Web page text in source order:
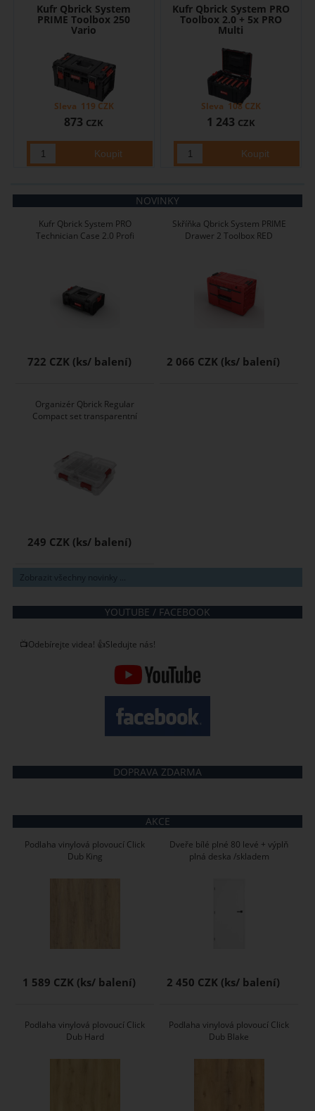
Kufr Qbrick System
PRIME Toolbox 250
Vario
873 CZK
Sleva 119 CZK
Kufr Qbrick System PRO
Toolbox 2.0 + 5x PRO
Multi
1 243 CZK
Sleva 108CZK
NOVINKY
Kufr Qbrick System PRO
Technician Case 2.0 Profi
722 CZK
Skříňka Qbrick System PRIME
Drawer 2 Toolbox RED
2 066 CZK
Organizér Qbrick Regular
Compact set transparentní
249 CZK
Zobrazit všechny novinky ...
YOUTUBE / FACEBOOK
📺Odebírejte videa! 👍Sledujte nás!
DOPRAVA ZDARMA
AKCE
Podlaha vinylová plovoucí Click
Dub King
1 589 CZK
Dveře bílé plné 80 levé + výplň
plná deska /skladem
2 450 CZK
Podlaha vinylová plovoucí Click
Dub Hard
Podlaha vinylová plovoucí Click
Dub Blake